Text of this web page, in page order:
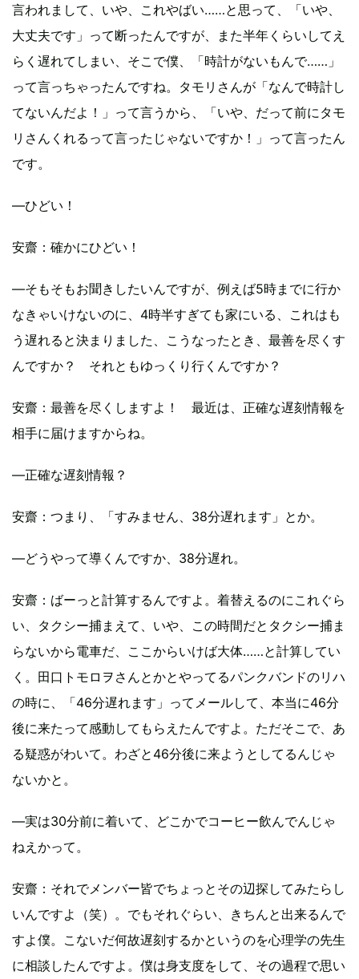
言われまして、いや、これやばい……と思って、「いや、
大丈夫です」って断ったんですが、また半年くらいしてえ
らく遅れてしまい、そこで僕、「時計がないもんで……」
って言っちゃったんですね。タモリさんが「なんで時計し
てないんだよ！」って言うから、「いや、だって前にタモ
リさんくれるって言ったじゃないですか！」って言ったん
です。
―ひどい！
安齋 ：確かにひどい！
―そもそもお聞きしたいんですが、例えば5時までに行か
なきゃいけないのに、4時半すぎても家にいる、これはも
う遅れると決まりました、こうなったとき、最善を尽くす
んですか？ それともゆっくり行くんですか？
安齋 ：最善を尽くしますよ！ 最近は、正確な遅刻情報を
相手に届けますからね。
―正確な遅刻情報？
安齋 ：つまり、「すみません、38分遅れます」とか。
―どうやって導くんですか、38分遅れ。
安齋 ：ばーっと計算するんですよ。着替えるのにこれぐら
い、タクシー捕まえて、いや、この時間だとタクシー捕ま
らないから電車だ、ここからいけば大体……と計算してい
く。田口トモロヲさんとかとやってるパンクバンドのリハ
の時に、「46分遅れます」ってメールして、本当に46分
後に来たって感動してもらえたんですよ。ただそこで、あ
る疑惑がわいて。わざと46分後に来ようとしてるんじゃ
ないかと。
―実は30分前に着いて、どこかでコーヒー飲んでんじゃ
ねえかって。
安齋 ：それでメンバー皆でちょっとその辺探してみたらし
いんですよ（笑）。でもそれぐらい、きちんと出来るんで
すよ僕。こないだ何故遅刻するかというのを心理学の先生
に相談したんですよ。僕は身支度をして、その過程で思い